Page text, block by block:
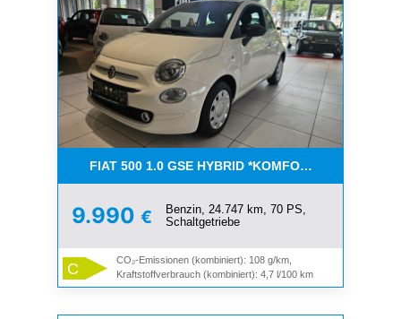
FIAT 500 1.0 GSE HYBRID *KOMFORT PAKET*CAR-
9.990 €
Benzin, 24.747 km, 70 PS,
Schaltgetriebe
C
CO₂-Emissionen (kombiniert): 108 g/km,
Kraftstoffverbrauch (kombiniert): 4,7 l/100 km